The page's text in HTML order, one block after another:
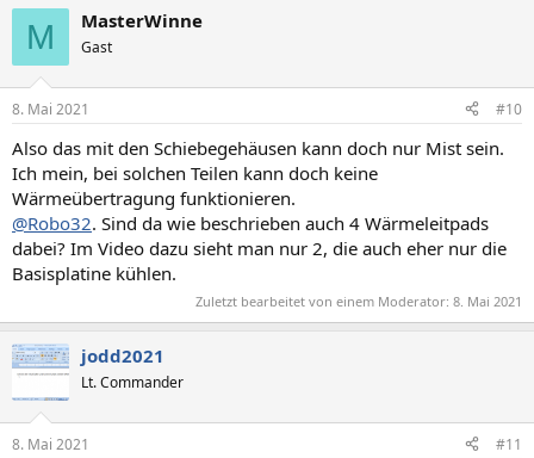
M MasterWinne
Gast
8. Mai 2021 #10
Also das mit den Schiebegehäusen kann doch nur Mist sein.
Ich mein, bei solchen Teilen kann doch keine
Wärmeübertragung funktionieren.
@Robo32. Sind da wie beschrieben auch 4 Wärmeleitpads
dabei? Im Video dazu sieht man nur 2, die auch eher nur die
Basisplatine kühlen.
Zuletzt bearbeitet von einem Moderator: 8. Mai 2021
jodd2021
Lt. Commander
8. Mai 2021 #11